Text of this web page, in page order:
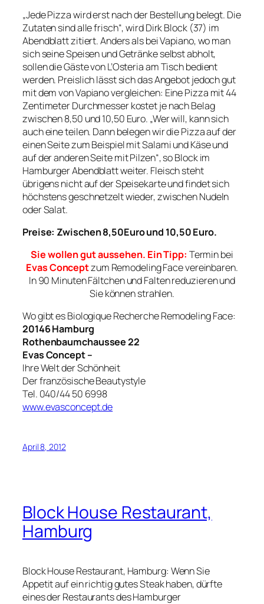
„Jede Pizza wird erst nach der Bestellung belegt. Die
Zutaten sind alle frisch“, wird Dirk Block (37) im
Abendblatt zitiert. Anders als bei Vapiano, wo man
sich seine Speisen und Getränke selbst abholt,
sollen die Gäste von L’Osteria am Tisch bedient
werden. Preislich lässt sich das Angebot jedoch gut
mit dem von Vapiano vergleichen: Eine Pizza mit 44
Zentimeter Durchmesser kostet je nach Belag
zwischen 8,50 und 10,50 Euro. „Wer will, kann sich
auch eine teilen. Dann belegen wir die Pizza auf der
einen Seite zum Beispiel mit Salami und Käse und
auf der anderen Seite mit Pilzen“, so Block im
Hamburger Abendblatt weiter. Fleisch steht
übrigens nicht auf der Speisekarte und findet sich
höchstens geschnetzelt wieder, zwischen Nudeln
oder Salat.
Preise: Zwischen 8,50Euro und 10,50 Euro.
Sie wollen gut aussehen. Ein Tipp: Termin bei
Evas Conceptzum Remodeling Face vereinbaren.
In 90 Minuten Fältchen und Falten reduzieren und
Sie können strahlen.
Wo gibt es Biologique Recherche Remodeling Face:
20146 Hamburg
Rothenbaumchaussee 22
Evas Concept –
Ihre Welt der Schönheit
Der französische Beautystyle
Tel. 040/44 50 6998
www.evasconcept.de
April 8, 2012
Block House Restaurant,
Hamburg
Block House Restaurant, Hamburg: Wenn Sie
Appetit auf ein richtig gutes Steak haben, dürfte
eines der Restaurants des Hamburger